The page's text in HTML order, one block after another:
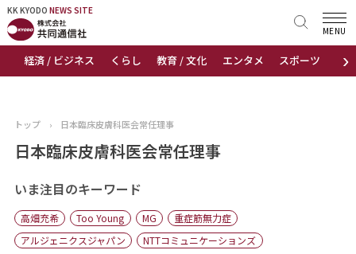
KK KYODO NEWS SITE
›
経済 / ビジネス くらし 教育 / 文化 エンタメ スポーツ 地域
MENU
KK KYODONEWS SITE
トップページ
ニュース
おすすめコンテンツ
出版物
トップ › 日本臨床皮膚科医会常任理事
日本臨床皮膚科医会常任理事
いま注目のキーワード
高畑充希 Too Young MG
重症筋無力症
アルジェニクスジャパン
NTTコミュニケーションズ